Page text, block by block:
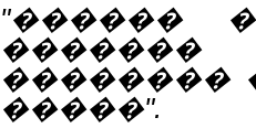
"������
��������
�����".